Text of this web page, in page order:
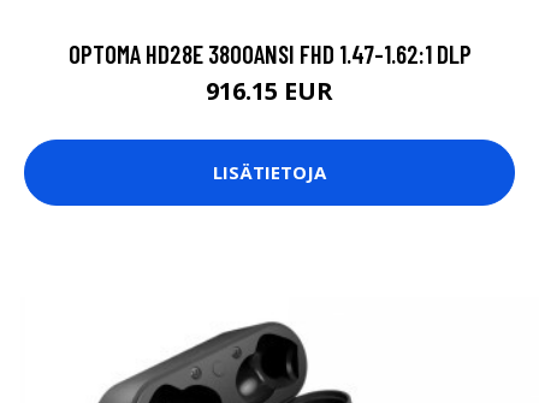
OPTOMA HD28E 3800ANSI FHD 1.47-1.62:1 DLP
916.15 EUR
LISÄTIETOJA